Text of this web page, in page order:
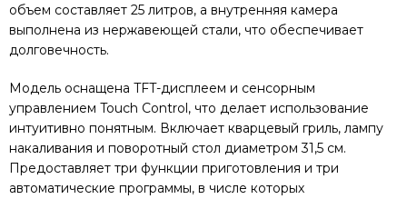
объем составляет 25 литров, а внутренняя камера
выполнена из нержавеющей стали, что обеспечивает
долговечность.
Модель оснащена TFT-дисплеем и сенсорным
управлением Touch Control, что делает использование
интуитивно понятным. Включает кварцевый гриль, лампу
накаливания и поворотный стол диаметром 31,5 см.
Предоставляет три функции приготовления и три
автоматические программы, в числе которых